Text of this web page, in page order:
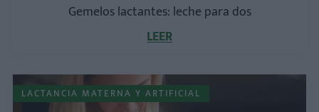
Gemelos lactantes: leche para dos
LEER
LACTANCIA MATERNA Y ARTIFICIAL